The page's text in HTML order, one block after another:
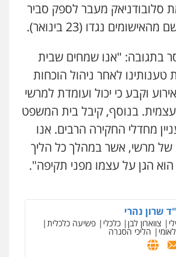
סלובודניאק מעבר לספק סביר
נגדו (23 בינואר).
בתגובה: "אנו שמחים שבית
לאחר ניהול הוכחות
וקבע כי יכול ועומדת למרשי
בנוסף, קיבל בית המשפט
מחדלי החקירה הרבים. אנו
של מרשי, אשר במהלך כל הליך
הוא הגן על עצמו מפני תקיפה".
שרון נהרי
צווארון לבן כלכלי פשיעה כלכלית
הליכי הסגרה
קידר – צלם
עורכי דין שירותים מקצועיים לעורכי